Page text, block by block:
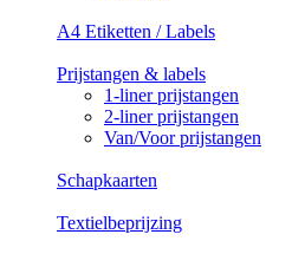
A4 Etiketten / Labels
Prijstangen & labels
1-liner prijstangen
2-liner prijstangen
Van/Voor prijstangen
Schapkaarten
Textielbeprijzing